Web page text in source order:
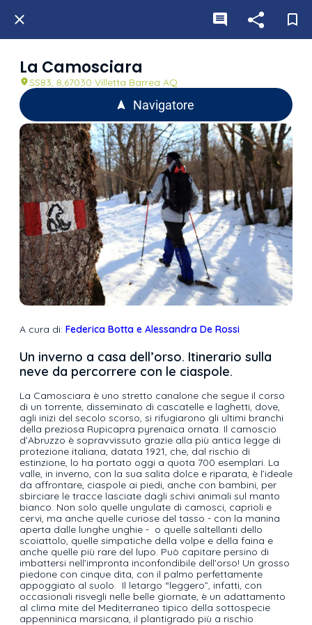
La Camosciara
SS83, 8,67030 Villetta Barrea AQ
Navigatore
A cura di: Federica Botta e Alessandra De Rossi
Un inverno a casa dell’orso. Itinerario sulla
neve da percorrere con le ciaspole.
La Camosciara è uno stretto canalone che segue il corso
di un torrente, disseminato di cascatelle e laghetti, dove,
agli inizi del secolo scorso, si rifugiarono gli ultimi branchi
della preziosa Rupicapra pyrenaica ornata. Il camoscio
d’Abruzzo è sopravvissuto grazie alla più antica legge di
protezione italiana, datata 1921, che, dal rischio di
estinzione, lo ha portato oggi a quota 700 esemplari. La
valle, in inverno, con la sua salita dolce e riparata, è l’ideale
da affrontare, ciaspole ai piedi, anche con bambini, per
sbirciare le tracce lasciate dagli schivi animali sul manto
bianco. Non solo quelle ungulate di camosci, caprioli e
cervi, ma anche quelle curiose del tasso - con la manina
aperta dalle lunghe unghie - o quelle saltellanti dello
scoiattolo, quelle simpatiche della volpe e della faina e
anche quelle più rare del lupo. Può capitare persino di
imbattersi nell’impronta inconfondibile dell’orso! Un grosso
piedone con cinque dita, con il palmo perfettamente
appoggiato al suolo. Il letargo “leggero”, infatti, con
occasionali risvegli nelle belle giornate, è un adattamento
al clima mite del Mediterraneo tipico della sottospecie
appenninica marsicana, il plantigrado più a rischio